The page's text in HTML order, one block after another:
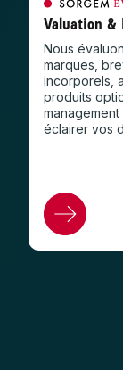
Valuation &
Nous
marques,
incorporels,
produits
éclairer vos